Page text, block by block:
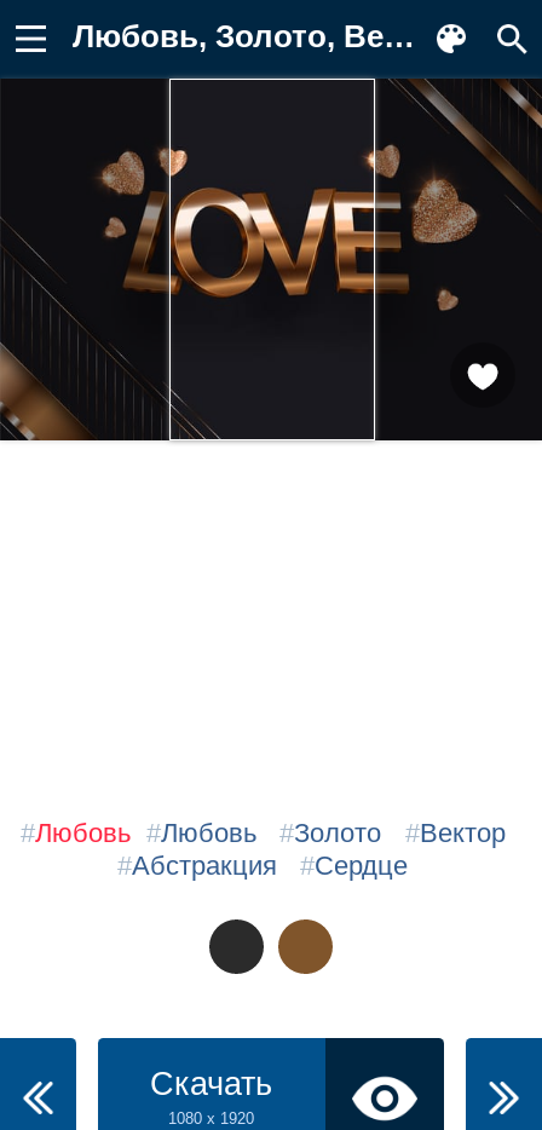
Любовь, Золото, Вектор, Абстракция, Фон для телефона
#Любовь #Любовь #Золото #Вектор
#Абстракция #Сердце
Скачать
1080 x 1920